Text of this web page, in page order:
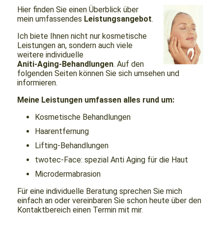
Hier finden Sie einen Überblick über
mein umfassendes Leistungsangebot.
Ich biete Ihnen nicht nur kosmetische
Leistungen an, sondern auch viele
weitere individuelle
Aniti-Aging-Behandlungen. Auf den
folgenden Seiten können Sie sich umsehen und
informieren.
Meine Leistungen umfassen alles rund um:
Kosmetische Behandlungen
Haarentfernung
Lifting-Behandlungen
twotec-Face: spezial Anti Aging für die Haut
Microdermabrasion
Für eine individuelle Beratung sprechen Sie mich
einfach an oder vereinbaren Sie schon heute über den
Kontaktbereich einen Termin mit mir.